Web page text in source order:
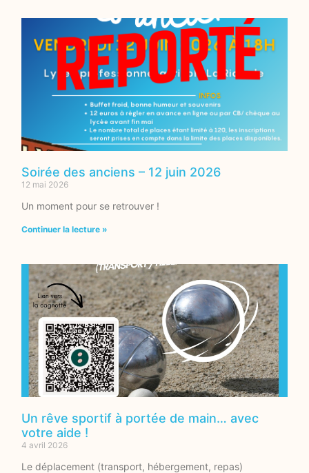
Soirée des anciens – 12 juin 2026
12 mai 2026
Un moment pour se retrouver !
Continuer la lecture »
Un rêve sportif à portée de main… avec
votre aide !
4 avril 2026
Le déplacement (transport, hébergement, repas)